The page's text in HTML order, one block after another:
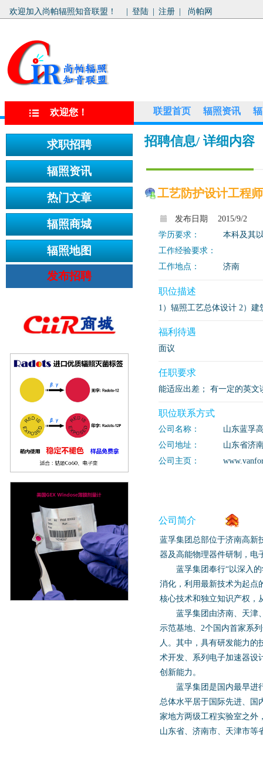
欢迎加入尚帕辐照知音联盟！ 登陆 注册 尚帕网
欢迎您！ 联盟首页 辐照资讯
发布招聘
招聘信息/ 详细内容
工艺防护设计工程师
发布日期
2015/9/2
学历要求：
本科及其
工作经验要求：
工作地点：
济南
职位描述
1）辐照工艺总体设计 2）
福利待遇
面议
任职要求
能适应出差； 有一定的英
职位联系方式
公司名称：
山东蓝孚
公司地址：
山东省济
公司主页：
公司简介
蓝孚集团总部位于济南高新
器及高能物理器件研制，电
蓝孚集团奉行“以深入的
消化，利用最新技术为起点
核心技术和独立知识产权，
蓝孚集团由济南、天津、
示范基地、2个国内首家系
人。其中，具有研发能力的
术开发、系列电子加速器设
创新能力。
蓝孚集团是国内最早进行
总体水平居于国际先进、国
家地方两级工程实验室之外
山东省、济南市、天津市等